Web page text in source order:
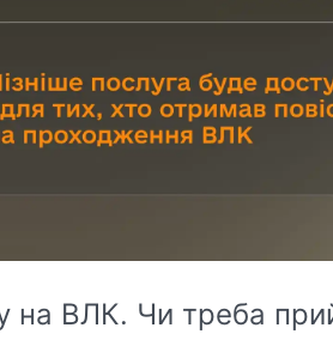
на ВЛК. Чи треба